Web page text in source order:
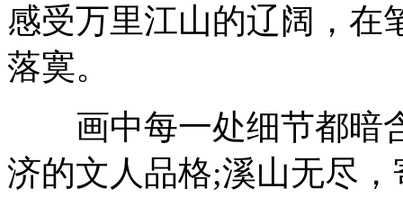
感受万里江山的辽阔，在
落寞。
画中每一处细节都暗
济的文人品格;溪山无尽